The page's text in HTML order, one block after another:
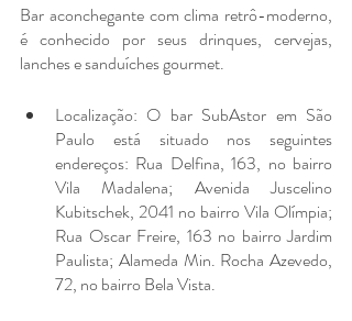
Bar aconchegante com clima retrô-moderno,
é conhecido por seus drinques, cervejas,
lanches e sanduíches gourmet.
Localização: O bar SubAstor em São
Paulo está situado nos seguintes
endereços: Rua Delfina, 163, no bairro
Vila Madalena; Avenida Juscelino
Kubitschek, 2041 no bairro Vila Olímpia;
Rua Oscar Freire, 163 no bairro Jardim
Paulista; Alameda Min. Rocha Azevedo,
72, no bairro Bela Vista.